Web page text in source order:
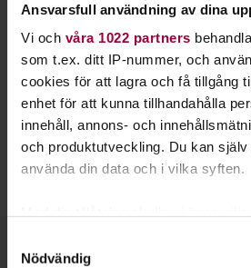
Ansvarsfull användning av dina
Vi och våra 1022 partners
som t.ex. ditt IP-nummer, och
cookies för att lagra och få tillgång
enhet för att kunna tillhandahålla
innehåll, annons- och
och produktutveckling. Du kan
använda din data och i vilka syften.
som kan ha en noggrannhet på
Nödvändig
Vi guidar gärna i de fantastiska
nationalparker som finns runt om i
viktig naturen är - både för att
att vår planet ska fungera.
Våra guidningar har vi tillsammans
medlemsorganisationer
Kontakt